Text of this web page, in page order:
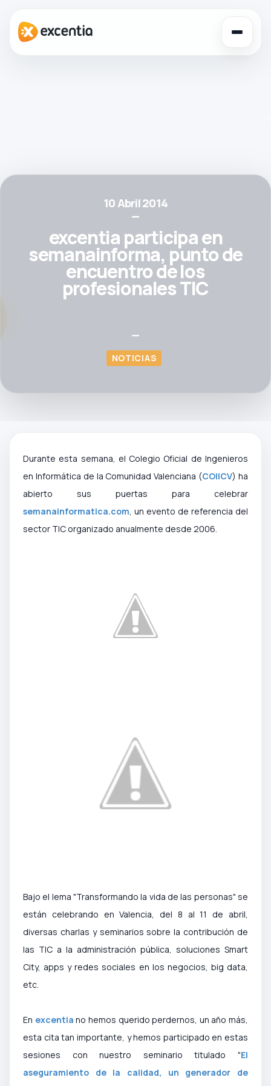
10 Abril 2014
—
excentia participa en
semanainforma, punto de
encuentro de los
profesionales TIC
—
NOTICIAS
Durante esta semana, el Colegio Oficial de Ingenieros
en Informática de la Comunidad Valenciana (COIICV) ha
abierto sus puertas para celebrar
semanainformatica.com, un evento de referencia del
sector TIC organizado anualmente desde 2006.
Bajo el lema "Transformando la vida de las personas" se
están celebrando en Valencia, del 8 al 11 de abril,
diversas charlas y seminarios sobre la contribución de
las TIC a la administración pública, soluciones Smart
City, apps y redes sociales en los negocios, big data,
etc.
En excentia no hemos querido perdernos, un año más,
esta cita tan importante, y hemos participado en estas
sesiones con nuestro seminario titulado "El
aseguramiento de la calidad, un generador de